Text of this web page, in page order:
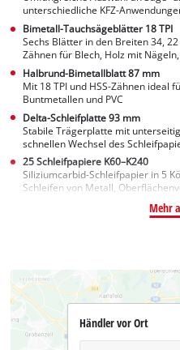
unterschiedliche KFZ-
Bimetall-Tauchsägeblätter 18 TPI
Sechs Blätter in den Breiten 34,
Zähnen für Blech, Holz mit
Halbrund-Bimetallblatt 87 mm
Mit 18 TPI und HSS-Zähnen ideal
Buntmetallen und PVC
Delta-Schleifplatte 93 mm
Stabile Trägerplatte mit
schnellen Wechsel des
25 Schleifpapiere K60–K240
Siliziumcarbid-Schleifpapier in 5
Schleifen von Metall,
Mehr
Händler vor Ort